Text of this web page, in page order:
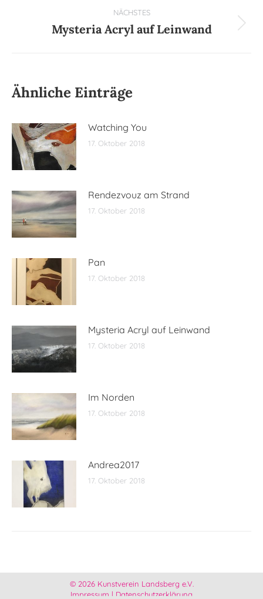
NÄCHSTES
Nächster
Mysteria Acryl auf Leinwand
Ähnliche Einträge
Watching You
17. Oktober 2018
Rendezvouz am Strand
17. Oktober 2018
Pan
17. Oktober 2018
Mysteria Acryl auf Leinwand
17. Oktober 2018
Im Norden
17. Oktober 2018
Andrea2017
17. Oktober 2018
© 2026 Kunstverein Landsberg e.V.
Impressum | Datenschutzerklärung